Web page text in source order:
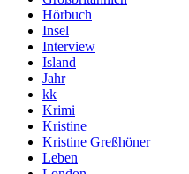
Hörbuch
Insel
Interview
Island
Jahr
kk
Krimi
Kristine
Kristine Greßhöner
Leben